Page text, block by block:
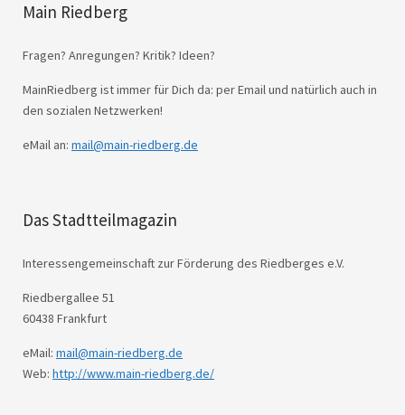
Main Riedberg
Fragen? Anregungen? Kritik? Ideen?
MainRiedberg ist immer für Dich da: per Email und natürlich auch in
den sozialen Netzwerken!
eMail an: mail@main-riedberg.de
Das Stadtteilmagazin
Interessengemeinschaft zur Förderung des Riedberges e.V.
Riedbergallee 51
60438 Frankfurt
eMail: mail@main-riedberg.de
Web: http://www.main-riedberg.de/